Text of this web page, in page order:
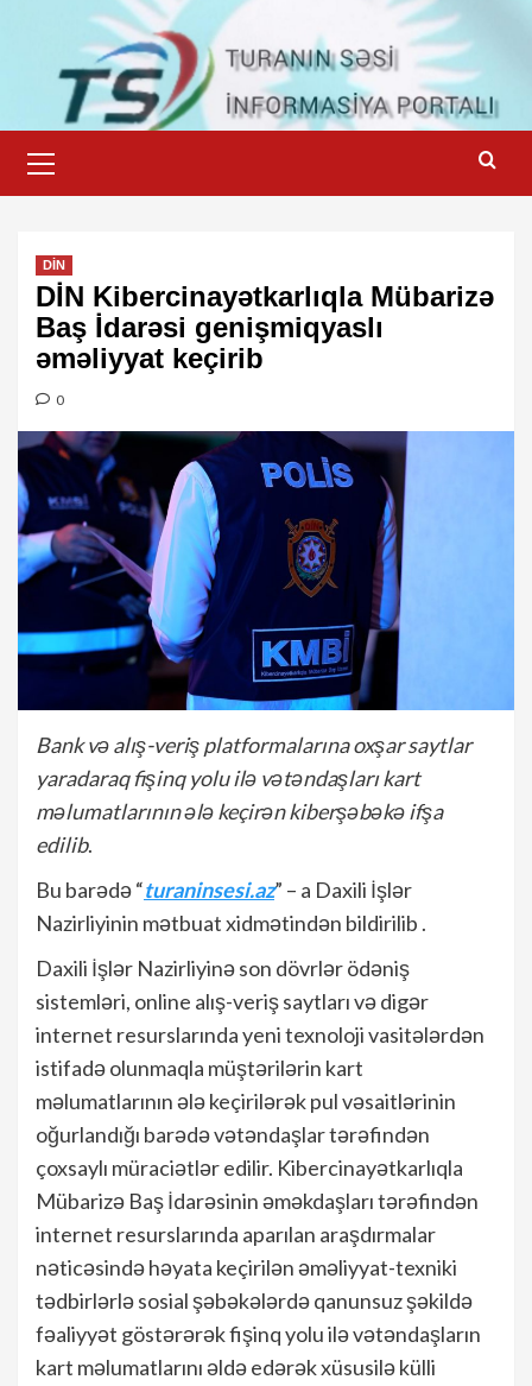
content
Menu
DİN
DİN Kibercinayətkarlıqla Mübarizə
Baş İdarəsi genişmiqyaslı
əməliyyat keçirib
0
Bank və alış-veriş platformalarına oxşar saytlar
yaradaraq fişinq yolu ilə vətəndaşları kart
məlumatlarının ələ keçirən kiberşəbəkə ifşa
edilib.
Bu barədə “turaninsesi.az” – a Daxili İşlər
Nazirliyinin mətbuat xidmətindən bildirilib .
Daxili İşlər Nazirliyinə son dövrlər ödəniş
sistemləri, online alış-veriş saytları və digər
internet resurslarında yeni texnoloji vasitələrdən
istifadə olunmaqla müştərilərin kart
məlumatlarının ələ keçirilərək pul vəsaitlərinin
oğurlandığı barədə vətəndaşlar tərəfindən
çoxsaylı müraciətlər edilir. Kibercinayətkarlıqla
Mübarizə Baş İdarəsinin əməkdaşları tərəfindən
internet resurslarında aparılan araşdırmalar
nəticəsində həyata keçirilən əməliyyat-texniki
tədbirlərlə sosial şəbəkələrdə qanunsuz şəkildə
fəaliyyət göstərərək fişinq yolu ilə vətəndaşların
kart məlumatlarını əldə edərək xüsusilə külli